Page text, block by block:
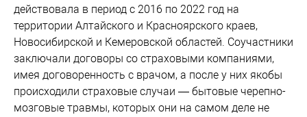
действовала в период с 2016 по 2022 год на
территории Алтайского и Красноярского краев,
Новосибирской и Кемеровской областей. Соучастники
заключали договоры со страховыми компаниями,
имея договоренность с врачом, а после у них якобы
происходили страховые случаи — бытовые черепно-
мозговые травмы, которых они на самом деле не